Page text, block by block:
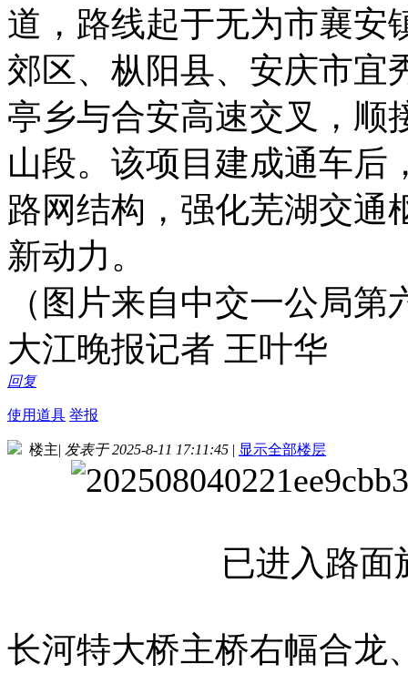
道，路线起于无为市襄安
郊区、枞阳县、安庆市宜
亭乡与合安高速交叉，顺
山段。该项目建成通车后
路网结构，强化芜湖交通
新动力。
（图片来自中交一公局
大江晚报记者 王叶华
回复
使用道具 举报
楼主| 发表于 2025-8-11 17:11:45 | 显示全部楼层
已进入路面
长河特大桥主桥右幅合